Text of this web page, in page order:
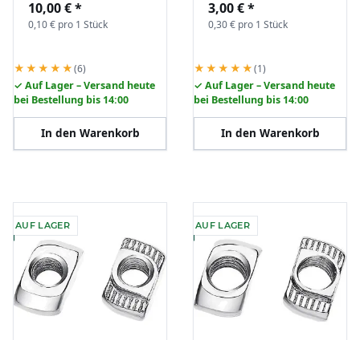
Aluprofil Nutenstein
10,00 €*
0,10 € pro 1 Stück
★★★★★(6)
✓ Auf Lager – Versand heute
bei Bestellung bis 14:00
In den Warenkorb
Aluprofil Nutenstein
3,00 €*
0,30 € pro 1 Stück
★★★★★(1)
✓ Auf Lager – Versand heute
bei Bestellung bis 14:00
In den Warenkorb
AUF LAGER AUF LAGER